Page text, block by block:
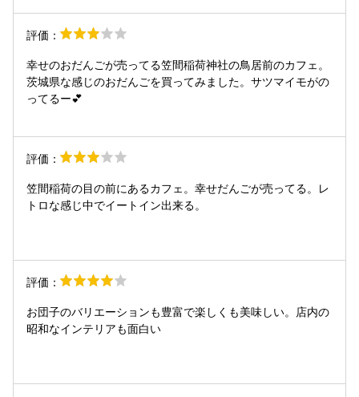
後片付けをして、ここどうぞ❗️🫩と言い残したまま、裏側に❗️お
団子とか店頭販売しているので、中に入って来る客は迷惑な
のかなぁ〜❓😅 と感じさせる態度❗️紙コップでお茶らしき物を
無言で、出されて、申し訳無く感じながら頂きました、薄っ
❗️何のお茶🍵❓出がらし❓😂 暫く待って、ホットコーヒーが、
評価：
幸せのおだんごが売ってる笠間稲荷神社の鳥居前のカフェ。
茨城県な感じのおだんごを買ってみました。サツマイモがの
ってるー💕
評価：
笠間稲荷の目の前にあるカフェ。幸せだんごが売ってる。レ
トロな感じ中でイートイン出来る。
評価：
お団子のバリエーションも豊富で楽しくも美味しい。店内の
昭和なインテリアも面白い